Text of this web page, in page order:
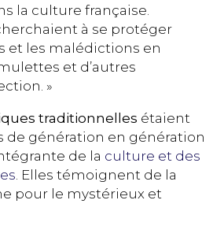
la culture française.
à se protéger
et les malédictions en
et d’autres
»
traditionnelles étaient
de génération en génération
de la culture et des
. Elles témoignent de la
pour le mystérieux et